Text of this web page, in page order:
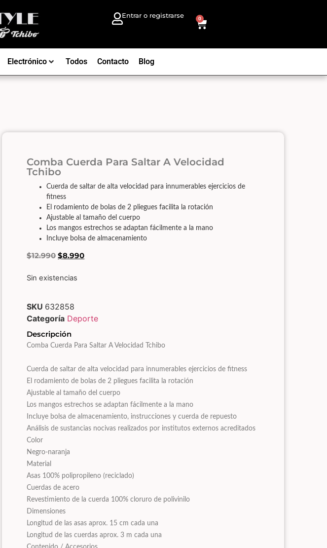
Entrar o registrarse 0
Electrónico Todos Contacto Blog
Comba Cuerda Para Saltar A Velocidad
Tchibo
Cuerda de saltar de alta velocidad para innumerables ejercicios de
fitness
El rodamiento de bolas de 2 pliegues facilita la rotación
Ajustable al tamaño del cuerpo
Los mangos estrechos se adaptan fácilmente a la mano
Incluye bolsa de almacenamiento
$12.990 $8.990
Sin existencias
SKU 632858
Categoría Deporte
Descripción
Comba Cuerda Para Saltar A Velocidad Tchibo
Cuerda de saltar de alta velocidad para innumerables ejercicios de fitness
El rodamiento de bolas de 2 pliegues facilita la rotación
Ajustable al tamaño del cuerpo
Los mangos estrechos se adaptan fácilmente a la mano
Incluye bolsa de almacenamiento, instrucciones y cuerda de repuesto
Análisis de sustancias nocivas realizados por institutos externos acreditados
Color
Negro-naranja
Material
Asas 100% polipropileno (reciclado)
Cuerdas de acero
Revestimiento de la cuerda 100% cloruro de polivinilo
Dimensiones
Longitud de las asas aprox. 15 cm cada una
Longitud de las cuerdas aprox. 3 m cada una